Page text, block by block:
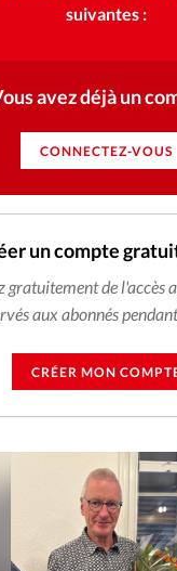
suivantes :
avez déjà un
CONNECTEZ-VOUS
un compte
gratuitement de l'accès
aux abonnés
CRÉER MON